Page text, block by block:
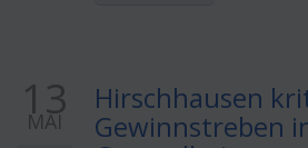
13
MAI
Hirschhausen
Gewinnstreben